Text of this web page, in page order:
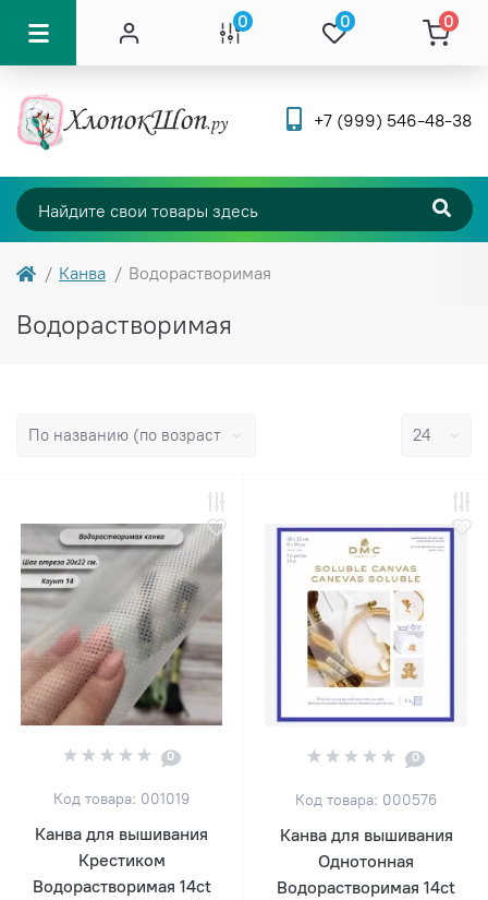
0 0 0
+7 (999) 546-48-38
Канва Водорастворимая
Водорастворимая
0
Код товара: 001019
Канва для вышивания
Крестиком
Водорастворимая 14ct
0
Код товара: 000576
Канва для вышивания
Однотонная
Водорастворимая 14ct